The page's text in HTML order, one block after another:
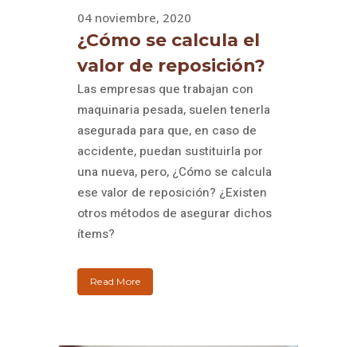
04 noviembre, 2020
¿Cómo se calcula el
valor de reposición?
Las empresas que trabajan con
maquinaria pesada, suelen tenerla
asegurada para que, en caso de
accidente, puedan sustituirla por
una nueva, pero, ¿Cómo se calcula
ese valor de reposición? ¿Existen
otros métodos de asegurar dichos
ítems?
Read More